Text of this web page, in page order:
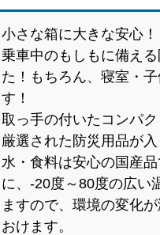
小さな箱に大きな安心！
乗車中のもしもに備え
た！もちろん、寝室・
す！
取っ手の付いたコンパ
厳選された防災用品が入
水・食料は安心の国産
に、-20度～80度の広い
ますので、環境の変化
おけます。